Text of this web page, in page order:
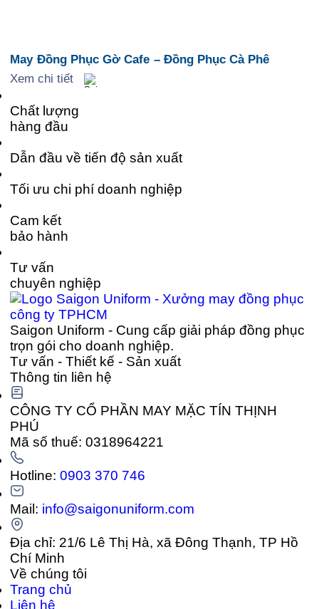
May Đồng Phục Gờ Cafe – Đồng Phục Cà Phê
Xem chi tiết
Chất lượng
hàng đầu
Dẫn đầu về tiến độ sản xuất
Tối ưu chi phí doanh nghiệp
Cam kết
bảo hành
Tư vấn
chuyên nghiệp
Saigon Uniform - Cung cấp giải pháp đồng phục
trọn gói cho doanh nghiệp.
Tư vấn - Thiết kế - Sản xuất
Thông tin liên hệ
CÔNG TY CỔ PHẦN MAY MẶC TÍN THỊNH
PHÚ
Mã số thuế: 0318964221
Hotline:0903 370 746
Mail: info@saigonuniform.com
Địa chỉ: 21/6 Lê Thị Hà, xã Đông Thạnh, TP Hồ
Chí Minh
Về chúng tôi
Trang chủ
Liên hệ